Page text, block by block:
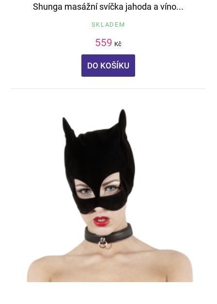
Shunga masážní svíčka jahoda a víno...
SKLADEM
559 Kč
DO KOŠÍKU